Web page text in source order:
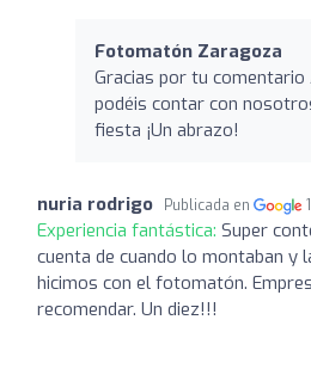
Fotomatón Zaragoza
Gracias por tu comentario
podéis contar con
fiesta ¡Un abrazo!
nuria rodrigo Publicada en
Experiencia fantástica: Super
cuenta de cuando lo montaban y
hicimos con el fotomatón.
recomendar. Un diez!!!